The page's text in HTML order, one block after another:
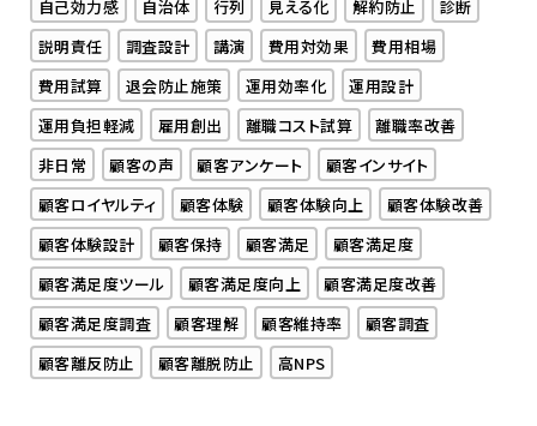
自己効力感
自治体 行列 見える化 解約防止
診断
説明責任
調査設計 講演 費用対効果
費用相場
費用試算
退会防止施策 運用効率化
運用設計
運用負担軽減
雇用創出 離職コスト試算
離職率改善
非日常
顧客の声 顧客アンケート
顧客インサイト
顧客ロイヤルティ
顧客体験 顧客体験向上
顧客体験改善
顧客体験設計
顧客保持 顧客満足
顧客満足度
顧客満足度ツール
顧客満足度向上
顧客満足度改善
顧客満足度調査
顧客理解 顧客維持率
顧客調査
顧客離反防止
顧客離脱防止 高NPS